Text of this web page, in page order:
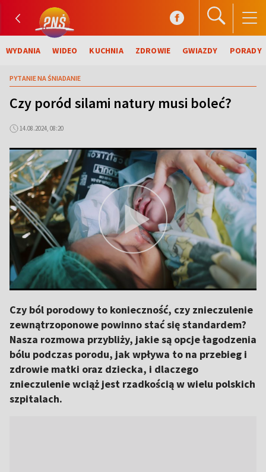
WYDANIA WIDEO KUCHNIA ZDROWIE GWIAZDY PORADY
PYTANIE NA ŚNIADANIE
Czy poród silami natury musi boleć?
14.08.2024, 08:20
Czy ból porodowy to konieczność, czy znieczulenie
zewnątrzoponowe powinno stać się standardem?
Nasza rozmowa przybliży, jakie są opcje łagodzenia
bólu podczas porodu, jak wpływa to na przebieg i
zdrowie matki oraz dziecka, i dlaczego
znieczulenie wciąż jest rzadkością w wielu polskich
szpitalach.